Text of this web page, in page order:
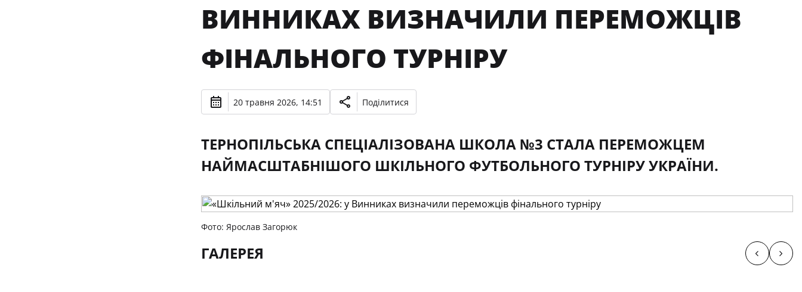
ВИННИКАХ ВИЗНАЧИЛИ ПЕРЕМОЖЦІВ
ФІНАЛЬНОГО ТУРНІРУ
20 травня 2026, 14:51 Поділитися
ТЕРНОПІЛЬСЬКА СПЕЦІАЛІЗОВАНА ШКОЛА №3 СТАЛА ПЕРЕМОЖЦЕМ
НАЙМАСШТАБНІШОГО ШКІЛЬНОГО ФУТБОЛЬНОГО ТУРНІРУ УКРАЇНИ.
Фото: Ярослав Загорюк
ГАЛЕРЕЯ